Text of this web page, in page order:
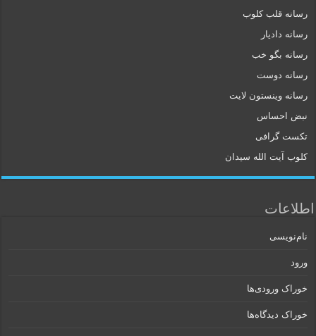
رسانه قلب کلوب
رسانه دادیار
رسانه بگو خب
رسانه دوست
رسانه وینستون لایت
نبض احساس
تکست گرافی
کلوب آیت الله سیدان
اطلاعات
نام‌نویسی
ورود
خوراک ورودی‌ها
خوراک دیدگاه‌ها